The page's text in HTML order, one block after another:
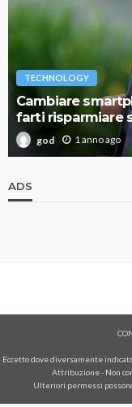
TECHNOLOGY
Cambiare
farti risparmiare
god 1 anno ago
ADS
Eccetto dove diversamente
Attribuzione - Non
Ulteriori permessi